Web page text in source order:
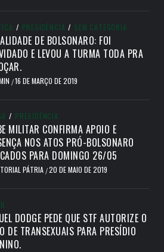
/ PRESIDÊNCIA / SEM CATEGORIA
DE BOLSONARO: FOI
E LEVOU A TURMA TODA PRA
/16 DE MARÇO DE 2019
/ PRESIDÊNCIA
MILITAR CONFIRMA APOIO E
NOS ATOS PRÓ-BOLSONARO
PARA DOMINGO 26/05
PÁTRIA /20 DE MAIO DE 2019
DODGE PEDE QUE STF AUTORIZE O
DE TRANSEXUAIS PARA PRESÍDIO